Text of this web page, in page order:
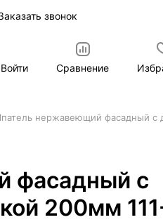
звонок
Войти Сравнение
нержавеющий фасадный с
фасадный с
200мм